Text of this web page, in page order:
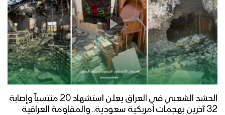
الحشد الشعبي في العراق يعلن استشهاد 20 منتسباً وإصابة
32 آخرين بهجمات أمريكية سعودية.. والمقاومة العراقية